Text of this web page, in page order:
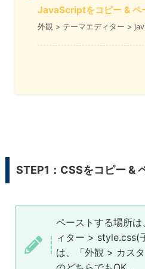
JavaScriptをコピー & ペ
外観 > テーマエディター >
STEP1：CSSをコピー &
ペーストする場所
ィター > style.css(
は、「外観 > カス